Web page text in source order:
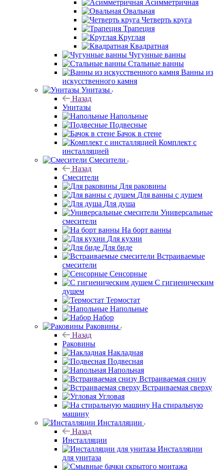
Асимметричная
Овальная
Четверть круга
Трапеция
Круглая
Квадратная
Чугунные ванны
Стальные ванны
Ванны из
искусственного камня
Унитазы
Назад
Унитазы
Напольные
Подвесные
Бачок в стене
Комплект с
инсталляцией
Смесители
Назад
Смесители
Для раковины
Для ванны с душем
Для душа
Универсальные
смесители
На борт ванны
Для кухни
Для биде
Встраиваемые
смесители
Сенсорные
С гигиеническим
душем
Термостат
Напольные
Набор
Раковины
Назад
Раковины
Накладная
Подвесная
Напольная
Встраиваемая снизу
Встраиваемая сверху
Угловая
На стиральную
машину
Инсталляции
Назад
Инсталляции
Инсталляции
для унитаза